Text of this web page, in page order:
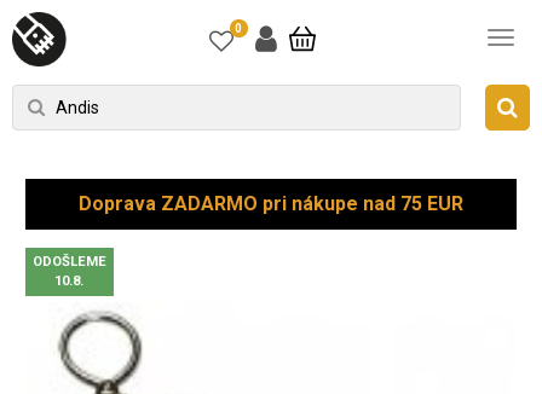
0
Doprava ZADARMO pri nákupe nad 75 EUR
ODOŠLEME
10.8.